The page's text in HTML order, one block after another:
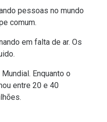
pessoas no mundo
comum.
em falta de ar. Os
Enquanto o
entre 20 e 40